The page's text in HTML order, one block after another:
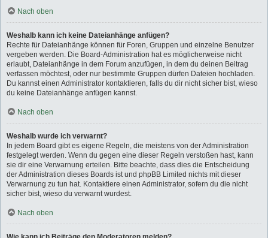
Nach oben
Weshalb kann ich keine Dateianhänge anfügen?
Rechte für Dateianhänge können für Foren, Gruppen und einzelne Benutzer
vergeben werden. Die Board-Administration hat es möglicherweise nicht
erlaubt, Dateianhänge in dem Forum anzufügen, in dem du deinen Beitrag
verfassen möchtest, oder nur bestimmte Gruppen dürfen Dateien hochladen.
Du kannst einen Administrator kontaktieren, falls du dir nicht sicher bist, wieso
du keine Dateianhänge anfügen kannst.
Nach oben
Weshalb wurde ich verwarnt?
In jedem Board gibt es eigene Regeln, die meistens von der Administration
festgelegt werden. Wenn du gegen eine dieser Regeln verstoßen hast, kann
sie dir eine Verwarnung erteilen. Bitte beachte, dass dies die Entscheidung
der Administration dieses Boards ist und phpBB Limited nichts mit dieser
Verwarnung zu tun hat. Kontaktiere einen Administrator, sofern du die nicht
sicher bist, wieso du verwarnt wurdest.
Nach oben